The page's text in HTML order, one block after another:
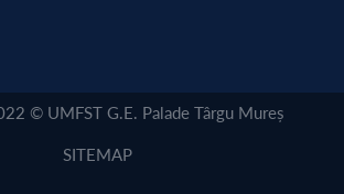
© UMFST G.E. Palade Târgu Mureș
SITEMAP